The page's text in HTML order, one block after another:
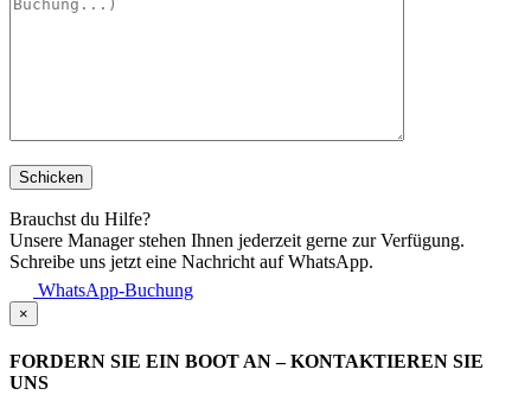
Brauchst du Hilfe?
Unsere Manager stehen Ihnen jederzeit gerne zur Verfügung.
Schreibe uns jetzt eine Nachricht auf WhatsApp.
WhatsApp-Buchung
×
FORDERN SIE EIN BOOT AN – KONTAKTIEREN SIE
UNS